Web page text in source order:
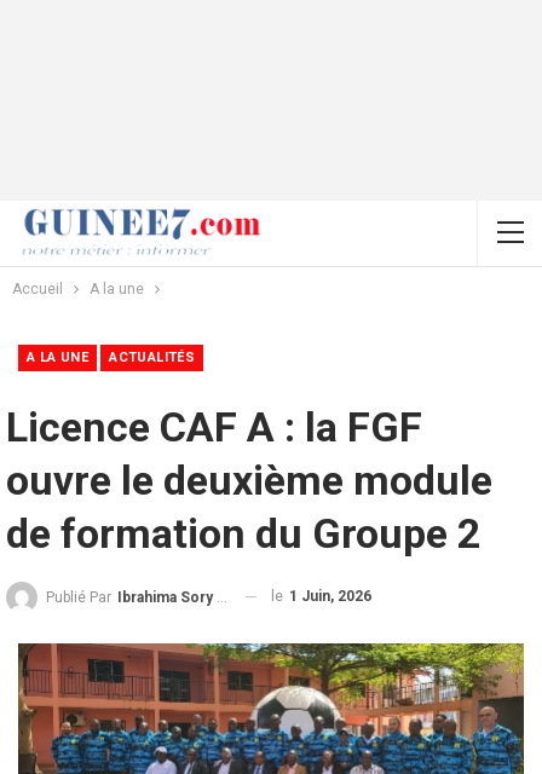
Accueil A la une
A LA UNE ACTUALITÉS
Licence CAF A : la FGF
ouvre le deuxième module
de formation du Groupe 2
Publié Par Ibrahima Sory Diallo le 1 Juin, 2026